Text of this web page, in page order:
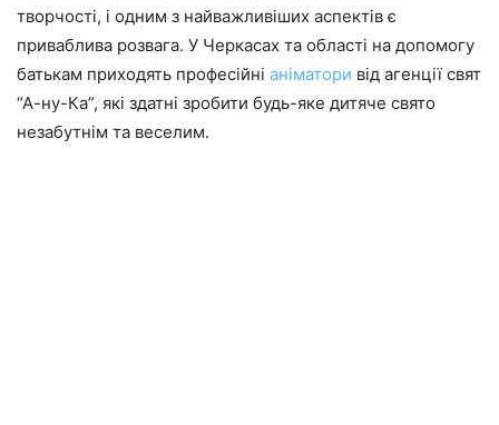
творчості, і одним з найважливіших аспектів є
приваблива розвага. У Черкасах та області на допомогу
батькам приходять професійні аніматори від агенції свят
“А-ну-Ка”, які здатні зробити будь-яке дитяче свято
незабутнім та веселим.